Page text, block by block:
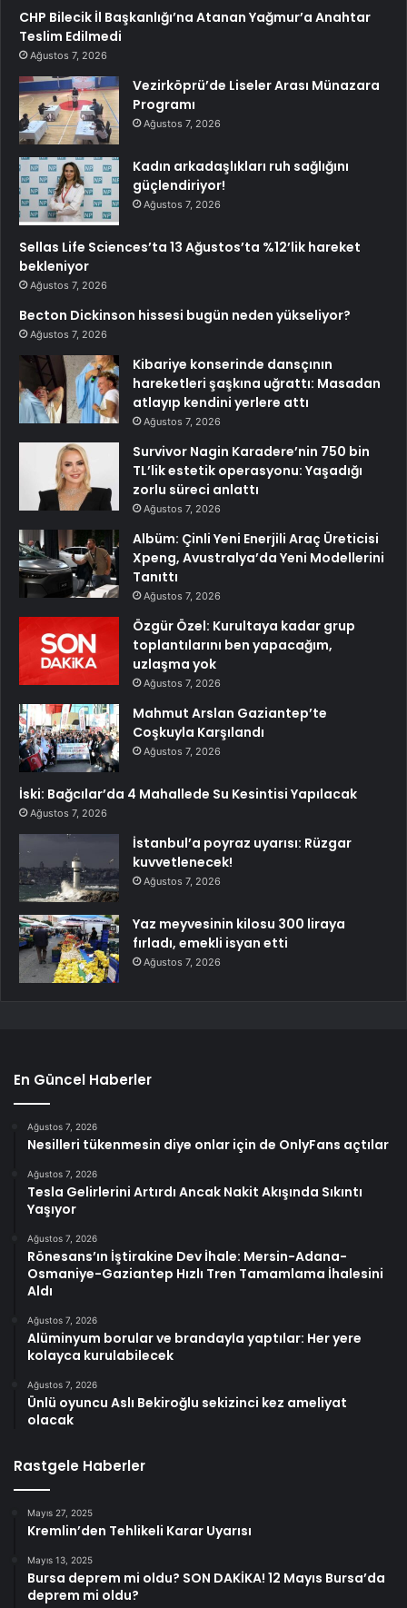
CHP Bilecik İl Başkanlığı’na Atanan Yağmur’a Anahtar
Teslim Edilmedi
Ağustos 7, 2026
Vezirköprü’de Liseler Arası Münazara
Programı
Ağustos 7, 2026
Kadın arkadaşlıkları ruh sağlığını
güçlendiriyor!
Ağustos 7, 2026
Sellas Life Sciences’ta 13 Ağustos’ta %12’lik hareket
bekleniyor
Ağustos 7, 2026
Becton Dickinson hissesi bugün neden yükseliyor?
Ağustos 7, 2026
Kibariye konserinde dansçının
hareketleri şaşkına uğrattı: Masadan
atlayıp kendini yerlere attı
Ağustos 7, 2026
Survivor Nagin Karadere’nin 750 bin
TL’lik estetik operasyonu: Yaşadığı
zorlu süreci anlattı
Ağustos 7, 2026
Albüm: Çinli Yeni Enerjili Araç Üreticisi
Xpeng, Avustralya’da Yeni Modellerini
Tanıttı
Ağustos 7, 2026
Özgür Özel: Kurultaya kadar grup
toplantılarını ben yapacağım,
uzlaşma yok
Ağustos 7, 2026
Mahmut Arslan Gaziantep’te
Coşkuyla Karşılandı
Ağustos 7, 2026
İski: Bağcılar’da 4 Mahallede Su Kesintisi Yapılacak
Ağustos 7, 2026
İstanbul’a poyraz uyarısı: Rüzgar
kuvvetlenecek!
Ağustos 7, 2026
Yaz meyvesinin kilosu 300 liraya
fırladı, emekli isyan etti
Ağustos 7, 2026
En Güncel Haberler
Ağustos 7, 2026
Nesilleri tükenmesin diye onlar için de OnlyFans açtılar
Ağustos 7, 2026
Tesla Gelirlerini Artırdı Ancak Nakit Akışında Sıkıntı
Yaşıyor
Ağustos 7, 2026
Rönesans’ın İştirakine Dev İhale: Mersin-Adana-
Osmaniye-Gaziantep Hızlı Tren Tamamlama İhalesini
Aldı
Ağustos 7, 2026
Alüminyum borular ve brandayla yaptılar: Her yere
kolayca kurulabilecek
Ağustos 7, 2026
Ünlü oyuncu Aslı Bekiroğlu sekizinci kez ameliyat
olacak
Rastgele Haberler
Mayıs 27, 2025
Kremlin’den Tehlikeli Karar Uyarısı
Mayıs 13, 2025
Bursa deprem mi oldu? SON DAKİKA! 12 Mayıs Bursa’da
deprem mi oldu?